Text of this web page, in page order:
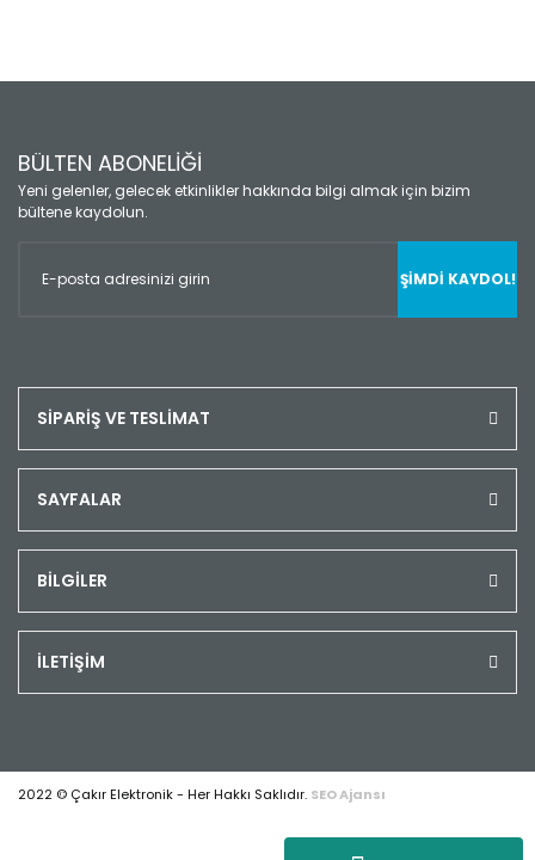
BÜLTEN ABONELİĞİ
Yeni gelenler, gelecek etkinlikler hakkında bilgi almak için bizim
bültene kaydolun.
ŞİMDİ KAYDOL!
SİPARİŞ VE TESLİMAT
SAYFALAR
BİLGİLER
İLETİŞİM
2022 © Çakır Elektronik - Her Hakkı Saklıdır. SEO Ajansı